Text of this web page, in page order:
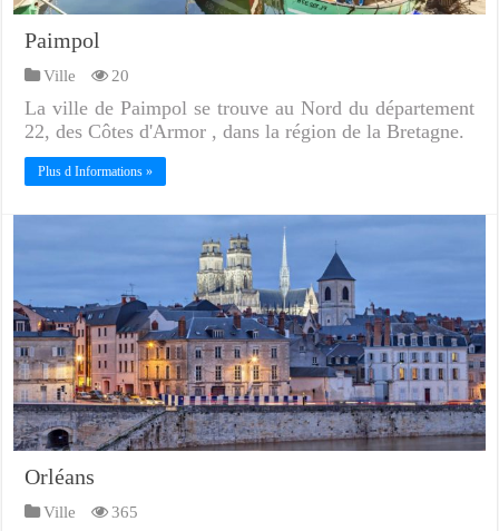
Paimpol
Ville 20
La ville de Paimpol se trouve au Nord du département
22, des Côtes d'Armor , dans la région de la Bretagne.
Plus d Informations »
Orléans
Ville 365